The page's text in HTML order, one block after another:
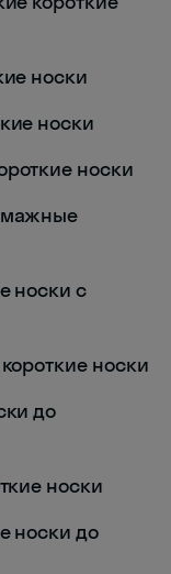
носки
носки
носки
носки с
носки
до
носки
носки до